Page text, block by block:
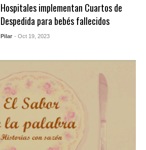
Hospitales implementan Cuartos de
Despedida para bebés fallecidos
Pilar - Oct 19, 2023